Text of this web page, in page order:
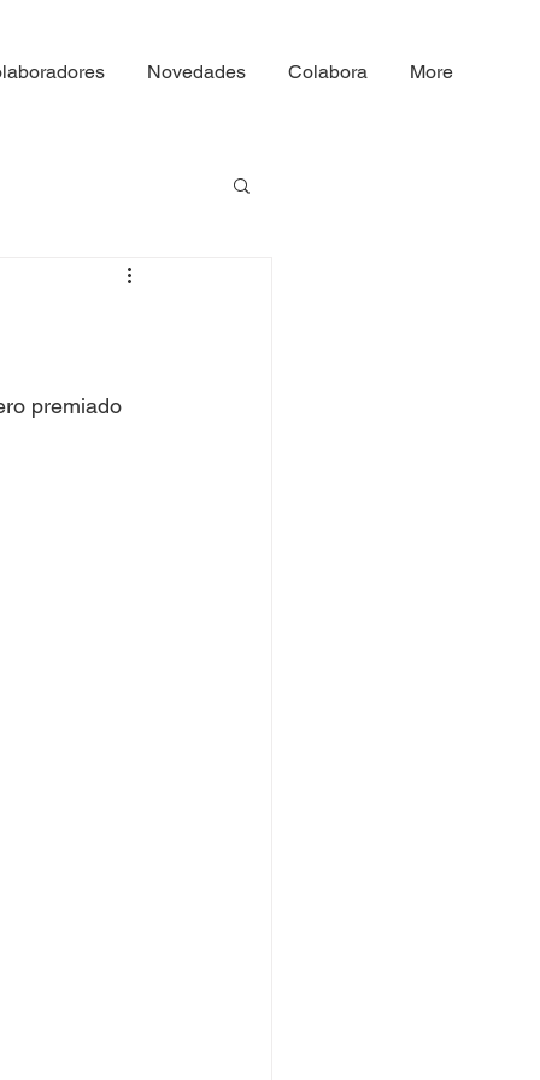
Novedades Colabora More
premiado